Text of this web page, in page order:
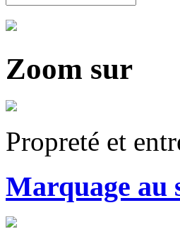
Zoom sur
Propreté et
Marquage au